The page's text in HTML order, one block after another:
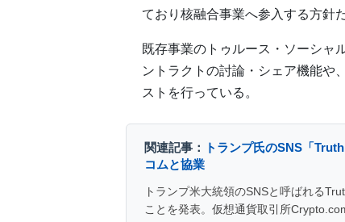
ており核融合事業へ参入する方針だ
既存事業のトゥルース・ソーシャ
ントラクトの討論・シェア機能や
ストを行っている。
関連記事：
トランプ氏のSNS「
コムと協業
トランプ米大統領のSNSと呼ばれる
ことを発表。仮想通貨取引所